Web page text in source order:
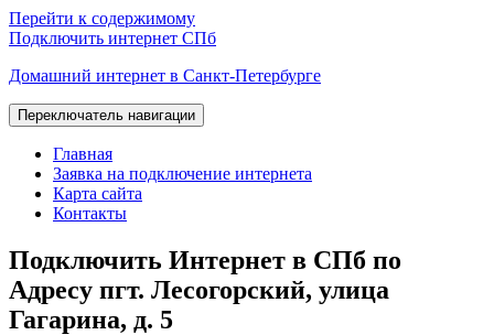
Перейти к содержимому
Подключить интернет СПб
Домашний интернет в Санкт-Петербурге
Переключатель навигации
Главная
Заявка на подключение интернета
Карта сайта
Контакты
Подключить Интернет в СПб по
Адресу пгт. Лесогорский, улица
Гагарина, д. 5